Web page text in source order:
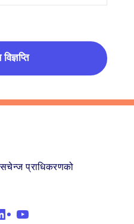
प्राधिकरणको
गरिएको छ
युट्युब